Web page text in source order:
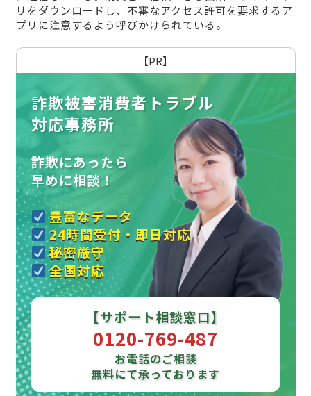
リをダウンロードし、不審なアクセス許可を要求するア
プリに注意するよう呼びかけられている。
【PR】
詐欺被害消費者トラブル
対応事務所
詐欺にあったら
早めに相談！
豊富なデータ
24時間受付・即日対応
秘密厳守
全国対応
【サポート相談窓口】
0120-769-487
お電話のご相談
無料にて承っております